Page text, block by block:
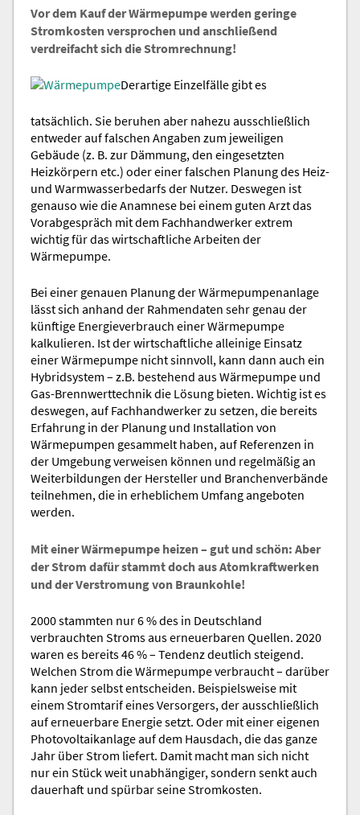
Vor dem Kauf der Wärmepumpe werden geringe
Stromkosten versprochen und anschließend
verdreifacht sich die Stromrechnung!
Derartige Einzelfälle gibt es
tatsächlich. Sie beruhen aber nahezu ausschließlich
entweder auf falschen Angaben zum jeweiligen
Gebäude (z. B. zur Dämmung, den eingesetzten
Heizkörpern etc.) oder einer falschen Planung des Heiz-
und Warmwasserbedarfs der Nutzer. Deswegen ist
genauso wie die Anamnese bei einem guten Arzt das
Vorabgespräch mit dem Fachhandwerker extrem
wichtig für das wirtschaftliche Arbeiten der
Wärmepumpe.
Bei einer genauen Planung der Wärmepumpenanlage
lässt sich anhand der Rahmendaten sehr genau der
künftige Energieverbrauch einer Wärmepumpe
kalkulieren. Ist der wirtschaftliche alleinige Einsatz
einer Wärmepumpe nicht sinnvoll, kann dann auch ein
Hybridsystem – z.B. bestehend aus Wärmepumpe und
Gas-Brennwerttechnik die Lösung bieten. Wichtig ist es
deswegen, auf Fachhandwerker zu setzen, die bereits
Erfahrung in der Planung und Installation von
Wärmepumpen gesammelt haben, auf Referenzen in
der Umgebung verweisen können und regelmäßig an
Weiterbildungen der Hersteller und Branchenverbände
teilnehmen, die in erheblichem Umfang angeboten
werden.
Mit einer Wärmepumpe heizen – gut und schön: Aber
der Strom dafür stammt doch aus Atomkraftwerken
und der Verstromung von Braunkohle!
2000 stammten nur 6 % des in Deutschland
verbrauchten Stroms aus erneuerbaren Quellen. 2020
waren es bereits 46 % – Tendenz deutlich steigend.
Welchen Strom die Wärmepumpe verbraucht – darüber
kann jeder selbst entscheiden. Beispielsweise mit
einem Stromtarif eines Versorgers, der ausschließlich
auf erneuerbare Energie setzt. Oder mit einer eigenen
Photovoltaikanlage auf dem Hausdach, die das ganze
Jahr über Strom liefert. Damit macht man sich nicht
nur ein Stück weit unabhängiger, sondern senkt auch
dauerhaft und spürbar seine Stromkosten.